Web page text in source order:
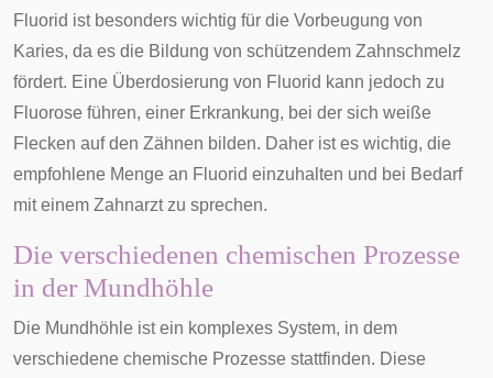
Fluorid ist besonders wichtig für die Vorbeugung von
Karies, da es die Bildung von schützendem Zahnschmelz
fördert. Eine Überdosierung von Fluorid kann jedoch zu
Fluorose führen, einer Erkrankung, bei der sich weiße
Flecken auf den Zähnen bilden. Daher ist es wichtig, die
empfohlene Menge an Fluorid einzuhalten und bei Bedarf
mit einem Zahnarzt zu sprechen.
Die verschiedenen chemischen Prozesse
in der Mundhöhle
Die Mundhöhle ist ein komplexes System, in dem
verschiedene chemische Prozesse stattfinden. Diese